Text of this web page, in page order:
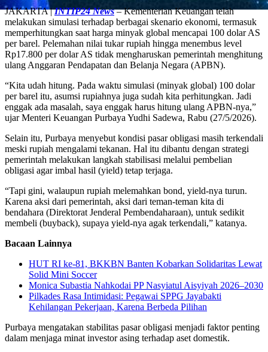
Share
JAKARTA |INTIP24 News– Kementerian Keuangan telah
melakukan simulasi terhadap berbagai skenario ekonomi, termasuk
memperhitungkan saat harga minyak global mencapai 100 dolar AS
per barel. Pelemahan nilai tukar rupiah hingga menembus level
Rp17.800 per dolar AS tidak mengharuskan pemerintah menghitung
ulang Anggaran Pendapatan dan Belanja Negara (APBN).
“Kita udah hitung. Pada waktu simulasi (minyak global) 100 dolar
per barel itu, asumsi rupiahnya juga sudah kita perhitungkan. Jadi
enggak ada masalah, saya enggak harus hitung ulang APBN-nya,”
ujar Menteri Keuangan Purbaya Yudhi Sadewa, Rabu (27/5/2026).
Selain itu, Purbaya menyebut kondisi pasar obligasi masih terkendali
meski rupiah mengalami tekanan. Hal itu dibantu dengan strategi
pemerintah melakukan langkah stabilisasi melalui pembelian
obligasi agar imbal hasil (yield) tetap terjaga.
“Tapi gini, walaupun rupiah melemahkan bond, yield-nya turun.
Karena aksi dari pemerintah, aksi dari teman-teman kita di
bendahara (Direktorat Jenderal Pembendaharaan), untuk sedikit
membeli (buyback), supaya yield-nya agak terkendali,” katanya.
Bacaan Lainnya
HUT RI ke-81, BKKBN Banten Kobarkan Solidaritas Lewat
Solid Mini Soccer
Monica Subastia Nahkodai PP Nasyiatul Aisyiyah 2026–2030
Pilkades Rasa Intimidasi: Pegawai SPPG Jayabakti
Kehilangan Pekerjaan, Karena Berbeda Pilihan
Purbaya mengatakan stabilitas pasar obligasi menjadi faktor penting
dalam menjaga minat investor asing terhadap aset domestik.